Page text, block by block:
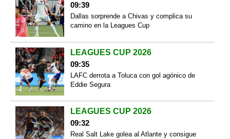
09:39
Dallas sorprende a Chivas y complica su
camino en la Leagues Cup
LEAGUES CUP 2026
09:35
LAFC derrota a Toluca con gol agónico de
Eddie Segura
LEAGUES CUP 2026
09:32
Real Salt Lake golea al Atlante y consigue